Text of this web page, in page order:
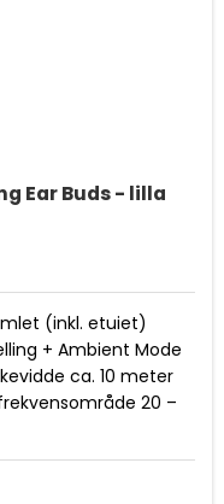
Ear Buds - lilla
(inkl. etuiet)
+ Ambient Mode
ca. 10 meter
20 –
mode), touch-
tænd/sluk